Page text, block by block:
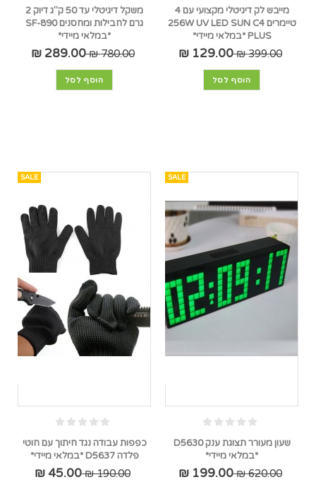
מייבש לק דיגיטלי מקצועי עם 4
טיימרים 256W UV LED SUN C4
PLUS *במלאי מיידי*
399.00 ₪
129.00 ₪
הוסף לסל
משקל דיגיטלי עד 50 ק"ג דיוק 2
גרם לחבילות ומחסנים SF-890
*במלאי מיידי*
780.00 ₪
289.00 ₪
הוסף לסל
SALE
שעון מעורר תצוגת ענק D5630
*במלאי מיידי*
620.00 ₪
199.00 ₪
SALE
כפפות עבודה נגד חיתוך עם חוטי
פלדה D5637 *במלאי מיידי*
190.00 ₪
45.00 ₪